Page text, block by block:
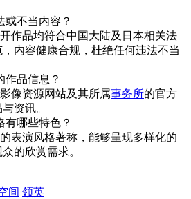
或不当内容？
作品均符合中国大陆及日本相关法
内容健康合规，杜绝任何违法不当
作品信息？
像资源网站及其所属事务所的官方
资讯。
有哪些特色？
表演风格著称，能够呈现多样化的
的欣赏需求。
间 领英